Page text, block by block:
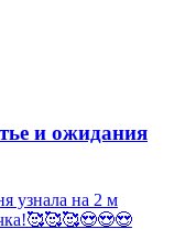
и ожидания
узнала на 2 м